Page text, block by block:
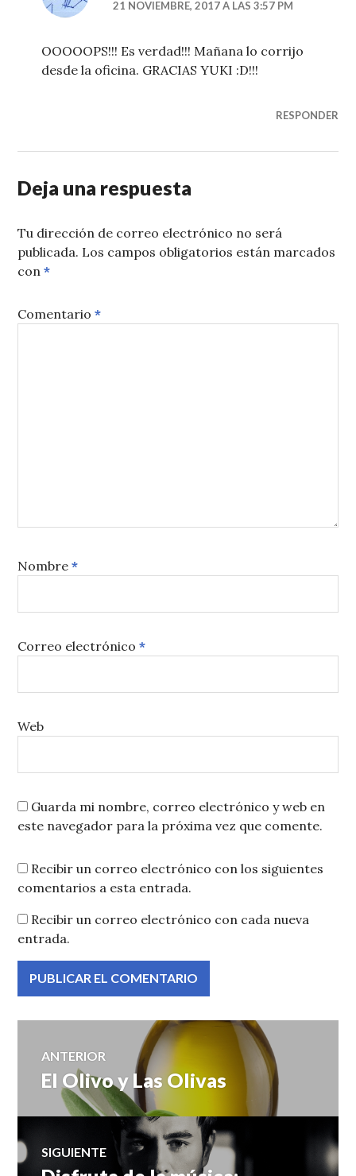
21 NOVIEMBRE, 2017 A LAS 3:57 PM
OOOOOPS!!! Es verdad!!! Mañana lo corrijo
desde la oficina. GRACIAS YUKI :D!!!
RESPONDER
Deja una respuesta
Tu dirección de correo electrónico no será
publicada. Los campos obligatorios están marcados
con*
Comentario*
Nombre*
Correo electrónico*
Web
Guarda mi nombre, correo electrónico y web en
este navegador para la próxima vez que comente.
Recibir un correo electrónico con los siguientes
comentarios a esta entrada.
Recibir un correo electrónico con cada nueva
entrada.
Navegación
de
entradas
ANTERIOR
Entrada
anterior:
El Olivo y Las Olivas
SIGUIENTE
Entrada